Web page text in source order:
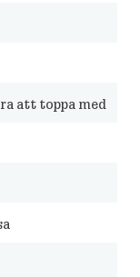
att toppa med